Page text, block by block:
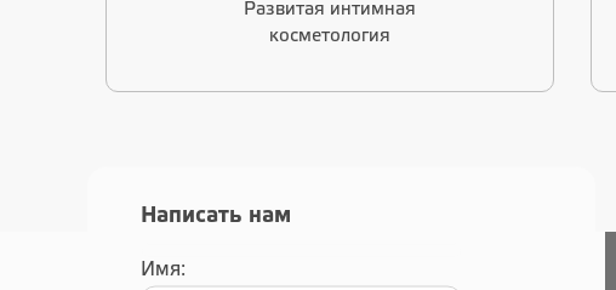
Развитая интимная
косметология
Написать нам
Имя: